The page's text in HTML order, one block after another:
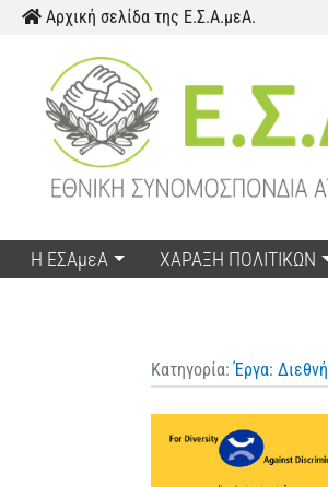
Παράκαμψη προς το περιεχόμενο
Αρχική σελίδα της Ε.Σ.Α.μεΑ.
Η ΕΣΑμεΑ ΧΑΡΑΞΗ ΠΟΛΙΤΙΚΩΝ
Κατηγορία: Έργα: Διεθνή